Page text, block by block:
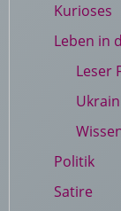
Kurioses
Leben in
Leser
Politik
Satire